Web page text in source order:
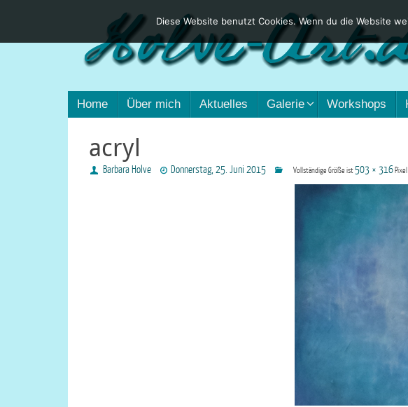
Home Über mich Aktuelles Galerie Workshops
acryl
Barbara Holve Donnerstag, 25. Juni 2015 Vollständige Größe ist503 × 316Pixel
Diese Website benutzt Cookies. Wenn du die Website